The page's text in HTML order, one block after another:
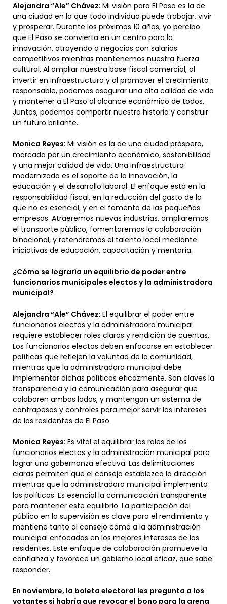
Alejandra “Ale” Chávez: Mi visión para El Paso es la de
una ciudad en la que todo individuo puede trabajar, vivir
y prosperar. Durante los próximos 10 años, yo percibo
que El Paso se convierta en un centro para la
innovación, atrayendo a negocios con salarios
competitivos mientras mantenemos nuestra fuerza
cultural. Al ampliar nuestra base fiscal comercial, al
invertir en infraestructura y al promover el crecimiento
responsable, podemos asegurar una alta calidad de vida
y mantener a El Paso al alcance económico de todos.
Juntos, podemos compartir nuestra historia y construir
un futuro brillante.
Monica Reyes: Mi visión es la de una ciudad próspera,
marcada por un crecimiento económico, sostenibilidad
y una mejor calidad de vida. Una infraestructura
modernizada es el soporte de la innovación, la
educación y el desarrollo laboral. El enfoque está en la
responsabilidad fiscal, en la reducción del gasto de lo
que no es esencial, y en el fomento de las pequeñas
empresas. Atraeremos nuevas industrias, ampliaremos
el transporte público, fomentaremos la colaboración
binacional, y retendremos el talento local mediante
iniciativas de educación, capacitación y mentoría.
¿Cómo se lograría un equilibrio de poder entre
funcionarios municipales electos y la administradora
municipal?
Alejandra “Ale” Chávez: El equilibrar el poder entre
funcionarios electos y la administradora municipal
requiere establecer roles claros y rendición de cuentas.
Los funcionarios electos deben enfocarse en establecer
políticas que reflejen la voluntad de la comunidad,
mientras que la administradora municipal debe
implementar dichas políticas eficazmente. Son claves la
transparencia y la comunicación para asegurar que
colaboren ambos lados, y mantengan un sistema de
contrapesos y controles para mejor servir los intereses
de los residentes de El Paso.
Monica Reyes: Es vital el equilibrar los roles de los
funcionarios electos y la administración municipal para
lograr una gobernanza efectiva. Las delimitaciones
claras permiten que el consejo establezca la dirección
mientras que la administradora municipal implementa
las políticas. Es esencial la comunicación transparente
para mantener este equilibrio. La participación del
público en la supervisión es clave para el rendimiento y
mantiene tanto al consejo como a la administración
municipal enfocadas en los mejores intereses de los
residentes. Este enfoque de colaboración promueve la
confianza y favorece un gobierno local eficaz, que sabe
responder.
En noviembre, la boleta electoral les pregunta a los
votantes si habría que revocar el bono para la arena